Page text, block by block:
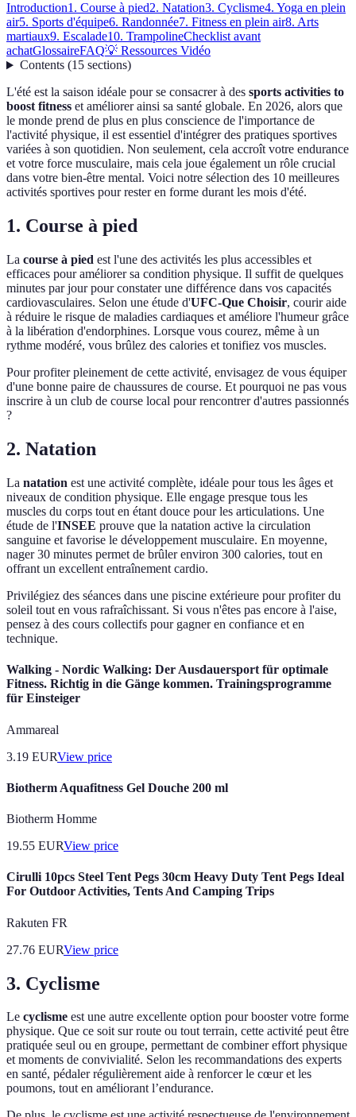
Introduction1. Course à pied2. Natation3. Cyclisme4. Yoga en plein
air5. Sports d'équipe6. Randonnée7. Fitness en plein air8. Arts
martiaux9. Escalade10. TrampolineChecklist avant
achatGlossaireFAQ💡 Ressources Vidéo
Contents(15 sections)
L'été est la saison idéale pour se consacrer à des sports activities to
boost fitness et améliorer ainsi sa santé globale. En 2026, alors que
le monde prend de plus en plus conscience de l'importance de
l'activité physique, il est essentiel d'intégrer des pratiques sportives
variées à son quotidien. Non seulement, cela accroît votre endurance
et votre force musculaire, mais cela joue également un rôle crucial
dans votre bien-être mental. Voici notre sélection des 10 meilleures
activités sportives pour rester en forme durant les mois d'été.
1. Course à pied
La course à pied est l'une des activités les plus accessibles et
efficaces pour améliorer sa condition physique. Il suffit de quelques
minutes par jour pour constater une différence dans vos capacités
cardiovasculaires. Selon une étude d'UFC-Que Choisir, courir aide
à réduire le risque de maladies cardiaques et améliore l'humeur grâce
à la libération d'endorphines. Lorsque vous courez, même à un
rythme modéré, vous brûlez des calories et tonifiez vos muscles.
Pour profiter pleinement de cette activité, envisagez de vous équiper
d'une bonne paire de chaussures de course. Et pourquoi ne pas vous
inscrire à un club de course local pour rencontrer d'autres passionnés
?
2. Natation
La natation est une activité complète, idéale pour tous les âges et
niveaux de condition physique. Elle engage presque tous les
muscles du corps tout en étant douce pour les articulations. Une
étude de l'INSEE prouve que la natation active la circulation
sanguine et favorise le développement musculaire. En moyenne,
nager 30 minutes permet de brûler environ 300 calories, tout en
offrant un excellent entraînement cardio.
Privilégiez des séances dans une piscine extérieure pour profiter du
soleil tout en vous rafraîchissant. Si vous n'êtes pas encore à l'aise,
pensez à des cours collectifs pour gagner en confiance et en
technique.
Walking - Nordic Walking: Der Ausdauersport für optimale
Fitness. Richtig in die Gänge kommen. Trainingsprogramme
für Einsteiger
Ammareal
3.19 EURView price
Biotherm Aquafitness Gel Douche 200 ml
Biotherm Homme
19.55 EURView price
Cirulli 10pcs Steel Tent Pegs 30cm Heavy Duty Tent Pegs Ideal
For Outdoor Activities, Tents And Camping Trips
Rakuten FR
27.76 EURView price
3. Cyclisme
Le cyclisme est une autre excellente option pour booster votre forme
physique. Que ce soit sur route ou tout terrain, cette activité peut être
pratiquée seul ou en groupe, permettant de combiner effort physique
et moments de convivialité. Selon les recommandations des experts
en santé, pédaler régulièrement aide à renforcer le cœur et les
poumons, tout en améliorant l’endurance.